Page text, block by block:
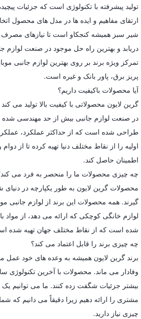
تولید پیشرفته با تکنولوژی است که جزئیات
شیر سبز همیشه کنجکاو است تا نیازهای مصرف
دریابد و بهترین راه حل موجود در صنعت لوازم
تمرکز ویژه برند بر روی بهترین لوازم جانبی
پریز برق، پاور بانک و غیره است.
آیا محصولات باکیفیت داریم؟
گرین لایون محصولاتی با کیفیت بالا تولید می
در صنعت لوازم جانبی بیش از حد مهندسی شده
طراحی شده است که از حداکثر عملکرد،
اولیه را از نقاط مختلف دنیا تهیه کرده تا از
اطمینان حاصل کند.
چه چیزی محصولات ما را منحصر به فرد می
محصولات گرین لایون به طور یکپارچه در
گیرند. همه محصولات این برند از لوازم جانبی
لوازم خانگی کوچکی که ارائه می دهد، از مواد
شده است که از نقاط مختلف جهان تهیه شده
چه چیزی برند را قابل اعتماد می کند؟
برند گرین لایون همیشه به وعده های خود
وفادار می ماند. محصولات با آخرین تکنولوژی
بیشتر جزئیات شگفت زده کنند. ما می توانیم
مشتری را ارائه دهیم زیرا دقیقاً می دانیم که
چیزی نیاز دارید.